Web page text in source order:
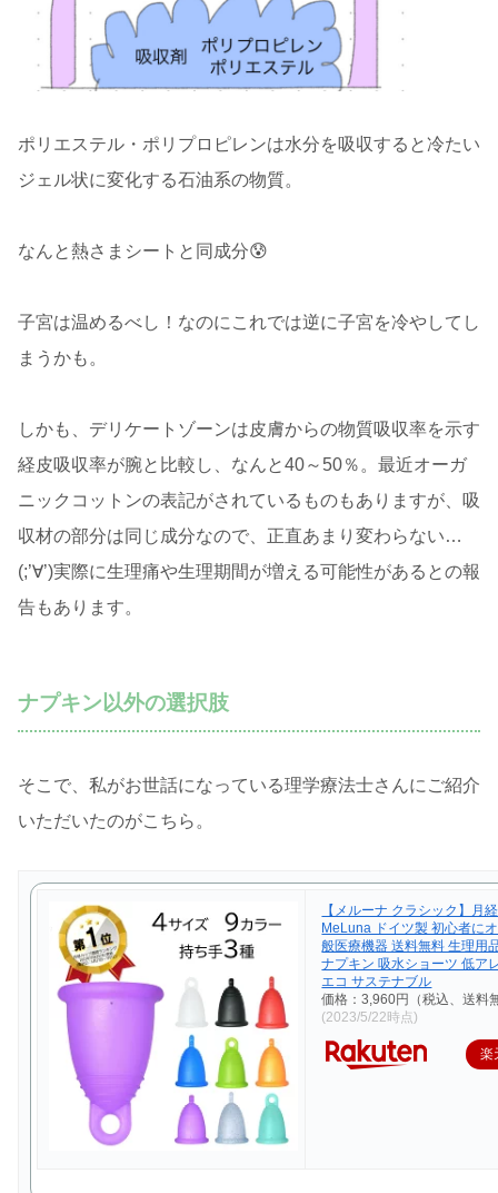
ポリエステル・ポリプロピレンは水分を吸収すると冷たい
ジェル状に変化する石油系の物質。
なんと熱さまシートと同成分😰
子宮は温めるべし！なのにこれでは逆に子宮を冷やしてし
まうかも。
しかも、デリケートゾーンは皮膚からの物質吸収率を示す
経皮吸収率が腕と比較し、なんと40～50％。最近オーガ
ニックコットンの表記がされているものもありますが、吸
収材の部分は同じ成分なので、正直あまり変わらない…
(;’∀’)実際に生理痛や生理期間が増える可能性があるとの報
告もあります。
ナプキン以外の選択肢
そこで、私がお世話になっている理学療法士さんにご紹介
いただいたのがこちら。
【メルーナ クラシック】月
MeLuna ドイツ製 初心者に
般医療機器 送料無料 生理用
ナプキン 吸水ショーツ 低ア
エコ サステナブル
価格：3,960円（税込、送料
(2023/5/22時点)
楽